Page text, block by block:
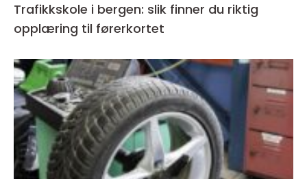
Trafikkskole i bergen: slik finner du riktig
opplæring til førerkortet